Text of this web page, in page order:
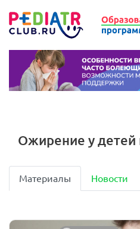
Ожирение у детей
Материалы Новости